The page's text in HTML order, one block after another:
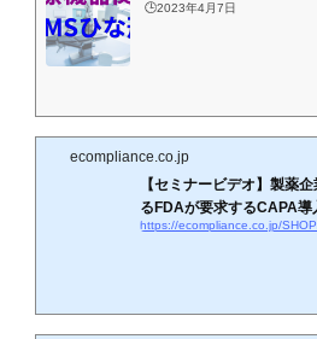
🕒️2023年4月7日
ecompliance.co.jp
【セミナービデオ】製薬
るFDAが要求するCAPA導
https://ecompliance.co.jp/